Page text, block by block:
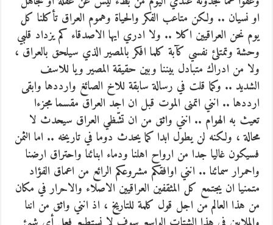
او نسيان .. ولكن متاعب الفكر والحياة وهموم العراق تأكلنا كل
يوم نحن العراقيين اكلا .. ولا ادري ايها الاصدقاء كم يزداد قلبي
وحشة وتمتلئ نفسي كآبة كلما افكر بالمصير الذي سيلحق بالعراق ،
ولا من ادراك متبادل بيننا وبين حقيقة المصير ويا للاسف
الشديد .. وكما قلت في رسالة سابقة للاخ الصائغ وارددها وابقى
ارددها .. انني اتمنى الموت قبل ان اجد العراق مقسما مجزءا
تعيث به الهوام .. انني واثق من ان تشّظي العراق سيحدث لا
محالة ، ولكنه لن يطول ابدا كما يحدث دوما في تاريخه .. اما الثمن
فسيكون غاليا جدا من ارواح اهلنا ودماء ابنائنا واحتراق ارضنا
واحمرار سمائنا .. انني اوافقكم مشروعكم الرائع من اعماق الفؤاد
متمنيا ان يجتمع كل المثقفين العراقيين الاصلاء والاحرار في مكان
من هذا العالم من اجل قول كلمة للتاريخ ، اذ انني واثق من اننا